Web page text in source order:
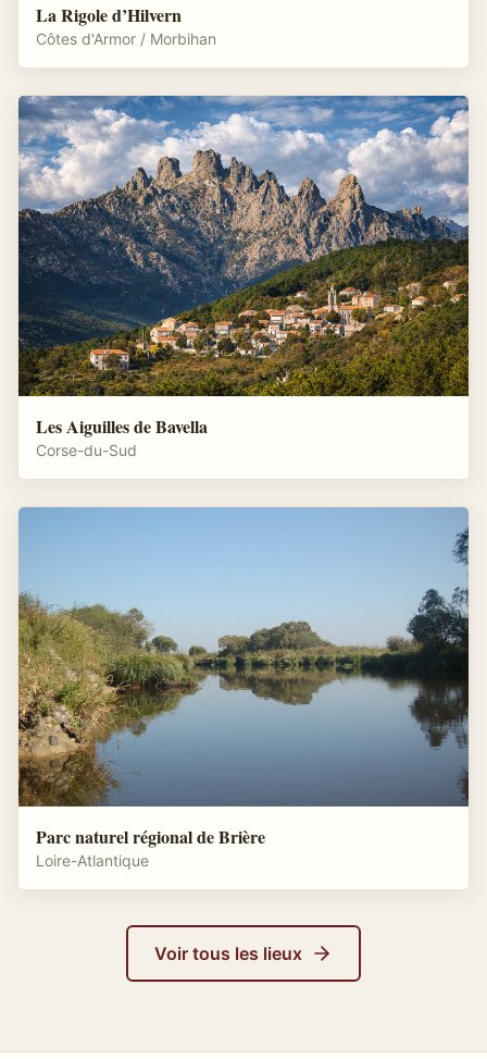
La Rigole d’Hilvern
Côtes d'Armor / Morbihan
Les Aiguilles de Bavella
Corse-du-Sud
Parc naturel régional de Brière
Loire-Atlantique
Voir tous les lieux